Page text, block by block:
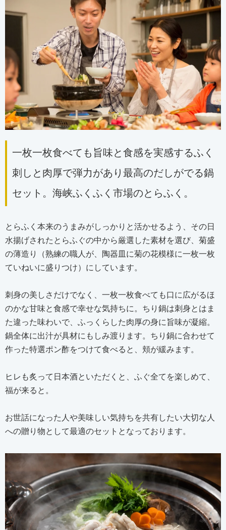
一枚一枚食べても旨味と食感を実感するふく
刺しと肉厚で弾力があり最高のだしがでる鍋
セット。海峡ふくふく市場のとらふく。
とらふく本来のうまみがしっかりと活かせるよう、その日
水揚げされたとらふぐの中から厳選した素材を選び、菊盛
の薄造り（熟練の職人が、陶器皿に菊の花模様に一枚一枚
ていねいに盛りつけ）にしています。
刺身の美しさだけでなく、一枚一枚食べても口に広がるほ
のかな甘味と食感で幸せな気持ちに。ちり鍋は刺身とはま
た違った味わいで、ふっくらした肉厚の身に旨味が凝縮。
鍋全体に出汁が具材にもしみ渡ります。ちり鍋に合わせて
作った特選ポン酢をつけて食べると、頬が緩みます。
ヒレも炙って日本酒といただくと、ふぐ全てを楽しめて、
福が来ると。
お世話になった人や美味しい気持ちを共有したい大切な人
への贈り物として最適のセットとなっております。